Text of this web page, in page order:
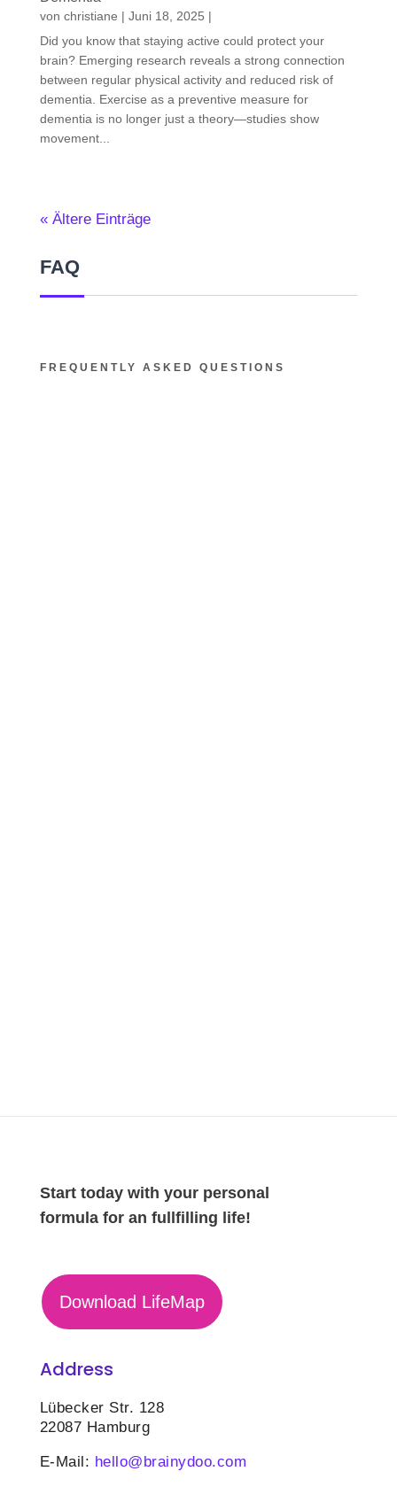
von christiane | Juni 18, 2025 |
Did you know that staying active could protect your
brain? Emerging research reveals a strong connection
between regular physical activity and reduced risk of
dementia. Exercise as a preventive measure for
dementia is no longer just a theory—studies show
movement...
« Ältere Einträge
FAQ
FREQUENTLY ASKED QUESTIONS
Start today with your personal
formula for an fullfilling life!
Download LifeMap
Address
Lübecker Str. 128
22087 Hamburg
E-Mail: hello@brainydoo.com